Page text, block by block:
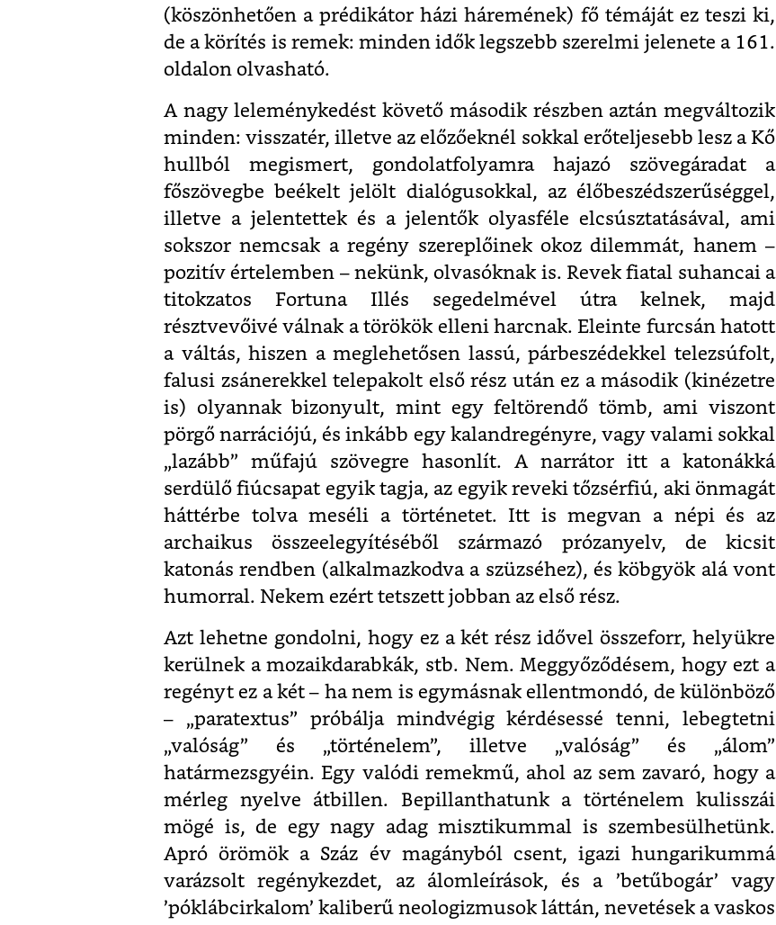
(köszönhetően a prédikátor házi háremének) fő témáját ez teszi ki,
de a körítés is remek: minden idők legszebb szerelmi jelenete a 161.
oldalon olvasható.
A nagy leleménykedést követő második részben aztán megváltozik
minden: visszatér, illetve az előzőeknél sokkal erőteljesebb lesz a Kő
hullból megismert, gondolatfolyamra hajazó szövegáradat a
főszövegbe beékelt jelölt dialógusokkal, az élőbeszédszerűséggel,
illetve a jelentettek és a jelentők olyasféle elcsúsztatásával, ami
sokszor nemcsak a regény szereplőinek okoz dilemmát, hanem –
pozitív értelemben – nekünk, olvasóknak is. Revek fiatal suhancai a
titokzatos Fortuna Illés segedelmével útra kelnek, majd
résztvevőivé válnak a törökök elleni harcnak. Eleinte furcsán hatott
a váltás, hiszen a meglehetősen lassú, párbeszédekkel telezsúfolt,
falusi zsánerekkel telepakolt első rész után ez a második (kinézetre
is) olyannak bizonyult, mint egy feltörendő tömb, ami viszont
pörgő narrációjú, és inkább egy kalandregényre, vagy valami sokkal
„lazább” műfajú szövegre hasonlít. A narrátor itt a katonákká
serdülő fiúcsapat egyik tagja, az egyik reveki tőzsérfiú, aki önmagát
háttérbe tolva meséli a történetet. Itt is megvan a népi és az
archaikus összeelegyítéséből származó prózanyelv, de kicsit
katonás rendben (alkalmazkodva a szüzséhez), és köbgyök alá vont
humorral. Nekem ezért tetszett jobban az első rész.
Azt lehetne gondolni, hogy ez a két rész idővel összeforr, helyükre
kerülnek a mozaikdarabkák, stb. Nem. Meggyőződésem, hogy ezt a
regényt ez a két – ha nem is egymásnak ellentmondó, de különböző
– „paratextus” próbálja mindvégig kérdésessé tenni, lebegtetni
„valóság” és „történelem”, illetve „valóság” és „álom”
határmezsgyéin. Egy valódi remekmű, ahol az sem zavaró, hogy a
mérleg nyelve átbillen. Bepillanthatunk a történelem kulisszái
mögé is, de egy nagy adag misztikummal is szembesülhetünk.
Apró örömök a Száz év magányból csent, igazi hungarikummá
varázsolt regénykezdet, az álomleírások, és a ’betűbogár’ vagy
’póklábcirkalom’ kaliberű neologizmusok láttán, nevetések a vaskos